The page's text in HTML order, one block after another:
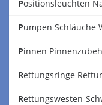
Positionsleuchten
Pumpen Schläuche
Pinnen
Rettungsringe
Rettungswesten-